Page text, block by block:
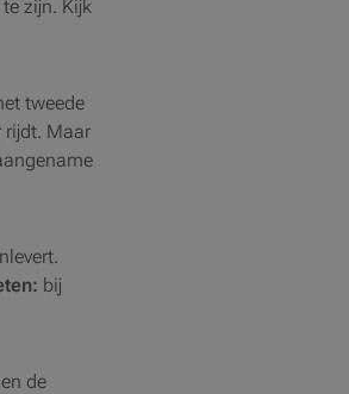
zijn. Kijk
tweede
rijdt. Maar
bij
de